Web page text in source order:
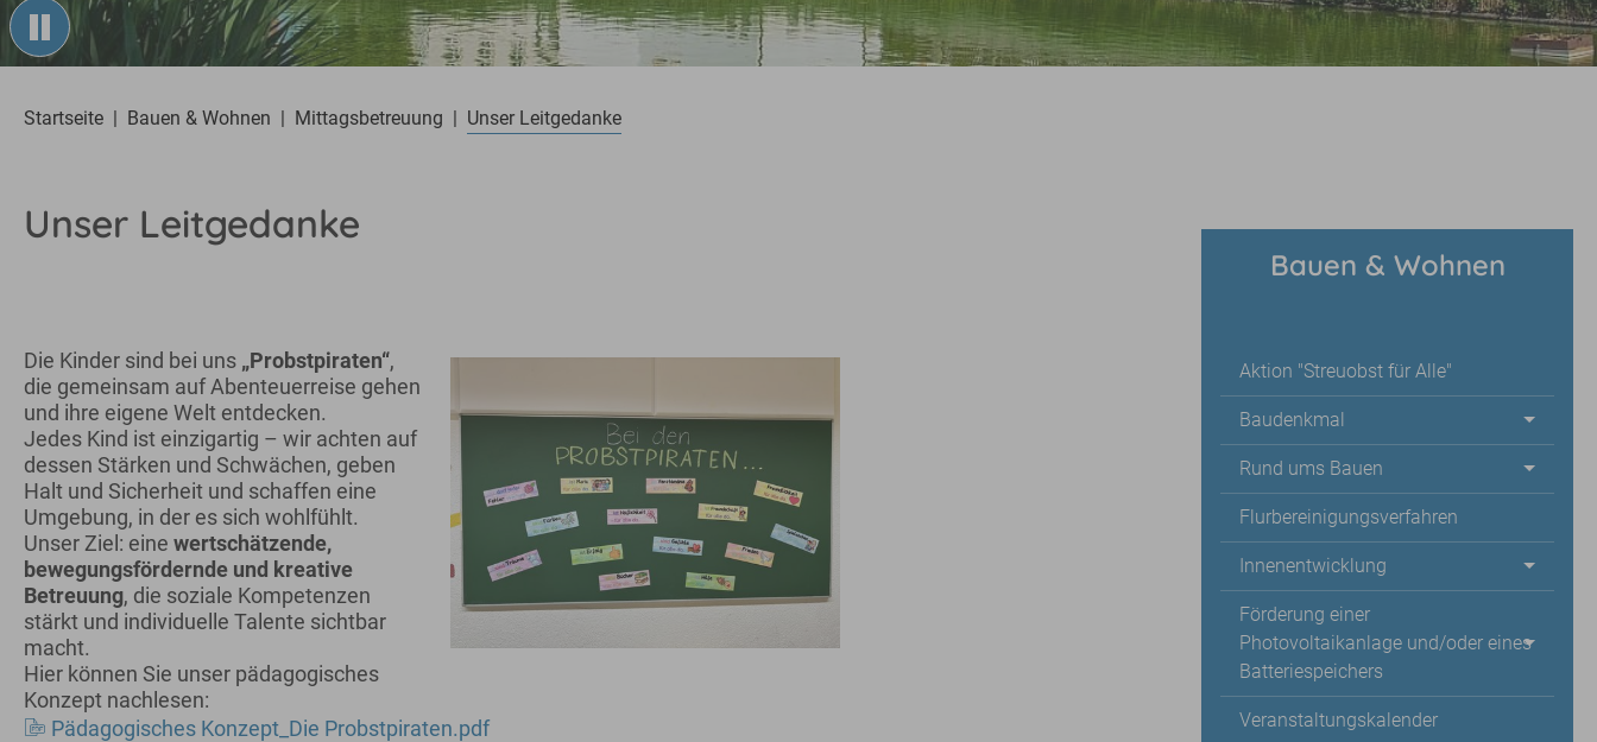
Startseite Bauen & Wohnen Mittagsbetreuung Unser Leitgedanke
Unser Leitgedanke
Die Kinder sind bei uns „Probstpiraten“,
die gemeinsam auf Abenteuerreise gehen
und ihre eigene Welt entdecken.
Jedes Kind ist einzigartig – wir achten auf
dessen Stärken und Schwächen, geben
Halt und Sicherheit und schaffen eine
Umgebung, in der es sich wohlfühlt.
Unser Ziel: eine wertschätzende,
bewegungsfördernde und kreative
Betreuung, die soziale Kompetenzen
stärkt und individuelle Talente sichtbar
macht.
Hier können Sie unser pädagogisches
Konzept nachlesen:
Pädagogisches Konzept_Die Probstpiraten.pdf
Bauen & Wohnen
Aktion "Streuobst für Alle"
Baudenkmal
Rund ums Bauen
Flurbereinigungsverfahren
Innenentwicklung
Förderung einer
Photovoltaikanlage und/oder eines
Batteriespeichers
Veranstaltungskalender